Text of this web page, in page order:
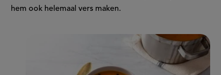
hem ook helemaal vers maken.